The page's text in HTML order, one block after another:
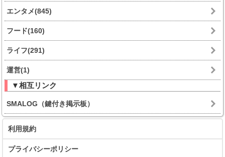
エンタメ(845)
フード(160)
ライフ(291)
運営(1)
▼相互リンク
SMALOG（鍵付き掲示板）
利用規約
プライバシーポリシー